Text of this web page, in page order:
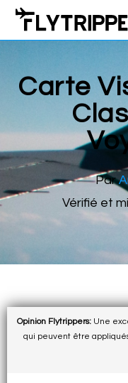
Carte
Par
Vérifié et
Opinion Flytrippers: Une
qui peuvent être